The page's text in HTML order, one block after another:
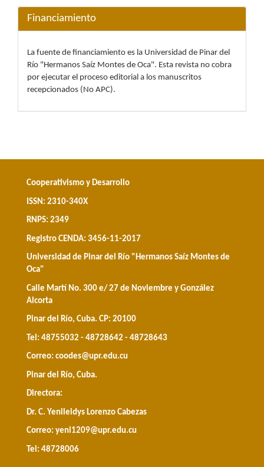
Financiamiento
La fuente de financiamiento es la Universidad de Pinar del
Río "Hermanos Saíz Montes de Oca". Esta revista no cobra
por ejecutar el proceso editorial a los manuscritos
recepcionados (No APC).
Cooperativismo y Desarrollo
ISSN: 2310-340X
RNPS: 2349
Registro CENDA: 3456-11-2017
Universidad de Pinar del Río "Hermanos Saíz Montes de
Oca"
Calle Martí No. 300 e/ 27 de Noviembre y González
Alcorta
Pinar del Río, Cuba. CP: 20100
Tel: 48755032 - 48728642 - 48728643
Correo: coodes@upr.edu.cu
Pinar del Río, Cuba.
Directora:
Dr. C. Yenileidys Lorenzo Cabezas
Correo: yeni1209@upr.edu.cu
Tel: 48728006